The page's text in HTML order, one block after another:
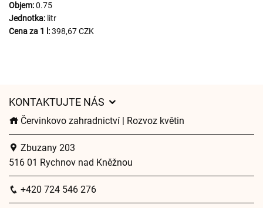
Objem:0.75
Jednotka: litr
Cena za 1 l:398,67 CZK
KONTAKTUJTE NÁS
Červinkovo zahradnictví | Rozvoz květin
Zbuzany 203
516 01 Rychnov nad Kněžnou
+420 724 546 276